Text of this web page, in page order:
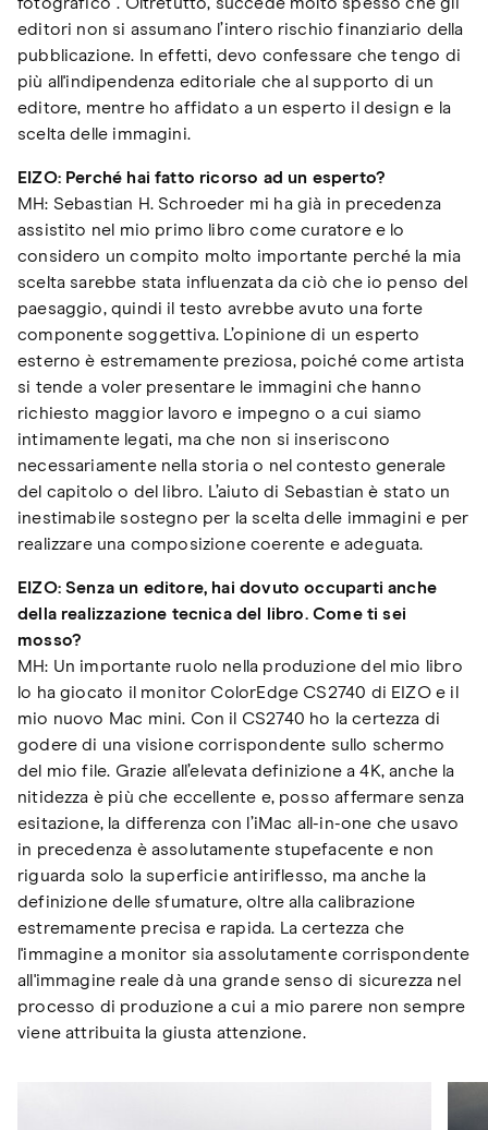
editori non si assumano l’intero rischio finanziario della
pubblicazione. In effetti, devo confessare che tengo di
più all'indipendenza editoriale che al supporto di un
editore, mentre ho affidato a un esperto il design e la
scelta delle immagini.
EIZO: Perché hai fatto ricorso ad un esperto?
MH: Sebastian H. Schroeder mi ha già in precedenza
assistito nel mio primo libro come curatore e lo
considero un compito molto importante perché la mia
scelta sarebbe stata influenzata da ciò che io penso del
paesaggio, quindi il testo avrebbe avuto una forte
componente soggettiva. L’opinione di un esperto
esterno è estremamente preziosa, poiché come artista
si tende a voler presentare le immagini che hanno
richiesto maggior lavoro e impegno o a cui siamo
intimamente legati, ma che non si inseriscono
necessariamente nella storia o nel contesto generale
del capitolo o del libro. L’aiuto di Sebastian è stato un
inestimabile sostegno per la scelta delle immagini e per
realizzare una composizione coerente e adeguata.
EIZO: Senza un editore, hai dovuto occuparti anche
della realizzazione tecnica del libro. Come ti sei
mosso?
MH: Un importante ruolo nella produzione del mio libro
lo ha giocato il monitor ColorEdge CS2740 di EIZO e il
mio nuovo Mac mini. Con il CS2740 ho la certezza di
godere di una visione corrispondente sullo schermo
del mio file. Grazie all’elevata definizione a 4K, anche la
nitidezza è più che eccellente e, posso affermare senza
esitazione, la differenza con l’iMac all-in-one che usavo
in precedenza è assolutamente stupefacente e non
riguarda solo la superficie antiriflesso, ma anche la
definizione delle sfumature, oltre alla calibrazione
estremamente precisa e rapida. La certezza che
l'immagine a monitor sia assolutamente corrispondente
all'immagine reale dà una grande senso di sicurezza nel
processo di produzione a cui a mio parere non sempre
viene attribuita la giusta attenzione.